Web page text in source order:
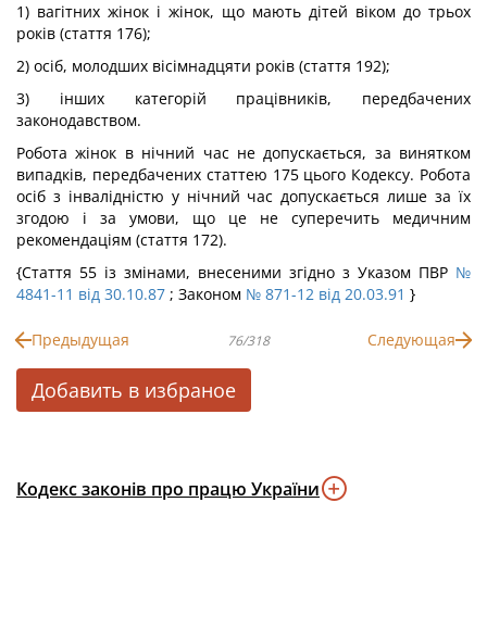
1) вагітних жінок і жінок, що мають дітей віком до трьох
років (стаття 176);
2) осіб, молодших вісімнадцяти років (стаття 192);
3) інших категорій працівників, передбачених
законодавством.
Робота жінок в нічний час не допускається, за винятком
випадків, передбачених статтею 175 цього Кодексу. Робота
осіб з інвалідністю у нічний час допускається лише за їх
згодою і за умови, що це не суперечить медичним
рекомендаціям (стаття 172).
{Стаття 55 із змінами, внесеними згідно з Указом ПВР №
4841-11 від 30.10.87 ; Законом № 871-12 від 20.03.91 }
Предыдущая 76/318 Следующая
Добавить в избраное
Кодекс законів про працю України